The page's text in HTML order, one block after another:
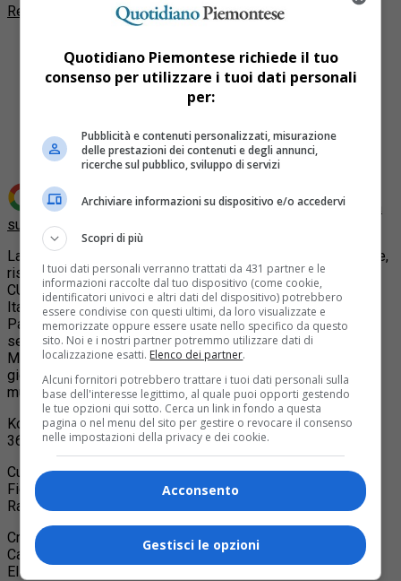
Redazione Quotidiano Piemontese
Aggiungi Quotidiano Piemontese come Fonte preferita
su Google
La Diemme Trade Cremona, grande favorita alla vittoria finale,
rispetta il pronostico della vigilia e a Pistioia supera il Kopa
CUS (57-67) qualificandosi per l’atto conclusivo di Coppa
Italia di serie C in programma domenica 20 marzo al
PalaTerme di Montecatini (l’avversario si conoscerà solo in
serata al termine della seconda semifinale tra Montecatini e
Mola).Il CUS dei giovanissimi esce a testa altissima,
giocando un match di rara intensità contro una squadra
muscolare e di stazza.
Kopa Engineering Cus Torino-Cremona 57-67 (14-10, 26-26,
36-48)
Cus Torino: Cavagliato n.e., Danna 20, Murta 10, Favario 4,
Ficetti 2, Tassone 4, Maccagno 4, Cantarelli 4, Riviezzo 2,
Raucci 7. All. Fiorito.
Cremona: Galbarini 5, Amadi, 2, Biffi 5, Negri 6, Maccagni n.e.,
Cacciani 14, Zanatta 2, Agostini 9, Ferrari 24, Lottici. All.
Eliantonio.
Quotidiano Piemontese richiede il tuo
consenso per utilizzare i tuoi dati personali
per:
Pubblicità e contenuti personalizzati, misurazione
delle prestazioni dei contenuti e degli annunci,
ricerche sul pubblico, sviluppo di servizi
Archiviare informazioni su dispositivo e/o accedervi
Scopri di più
I tuoi dati personali verranno trattati da 431 partner e le
informazioni raccolte dal tuo dispositivo (come cookie,
identificatori univoci e altri dati del dispositivo) potrebbero
essere condivise con questi ultimi, da loro visualizzate e
memorizzate oppure essere usate nello specifico da questo
sito. Noi e i nostri partner potremmo utilizzare dati di
localizzazione esatti. Elenco dei partner.
Alcuni fornitori potrebbero trattare i tuoi dati personali sulla
base dell'interesse legittimo, al quale puoi opporti gestendo
le tue opzioni qui sotto. Cerca un link in fondo a questa
pagina o nel menu del sito per gestire o revocare il consenso
nelle impostazioni della privacy e dei cookie.
Acconsento
Gestisci le opzioni